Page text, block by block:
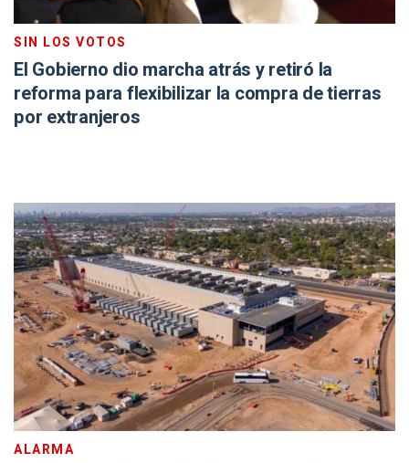
SIN LOS VOTOS
El Gobierno dio marcha atrás y retiró la
reforma para flexibilizar la compra de tierras
por extranjeros
ALARMA